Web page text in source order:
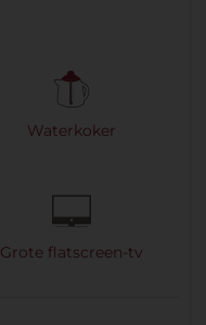
Waterkoker
Grote flatscreen-tv